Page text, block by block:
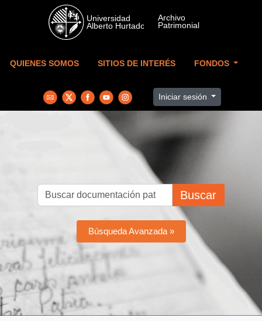
Skip to main content
QUIENES SOMOS SITIOS DE INTERÉS FONDOS
Iniciar sesión
Buscar
Búsqueda Avanzada »